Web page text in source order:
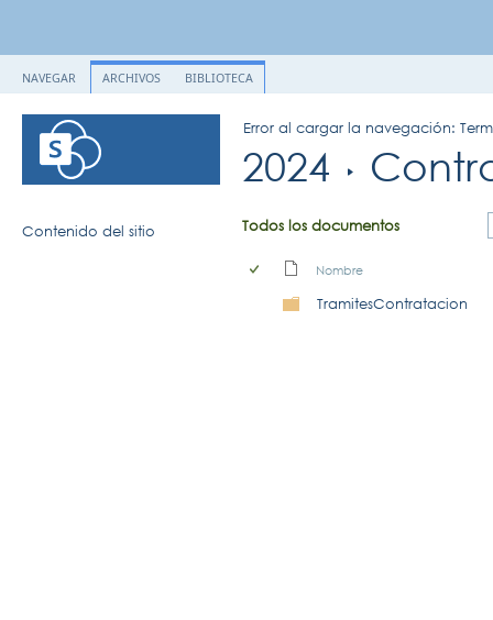
NAVEGAR ARCHIVOS BIBLIOTECA
Error al cargar la navegación:
2024
Contenido del sitio Todos los documentos
Nombre
TramitesContratacion